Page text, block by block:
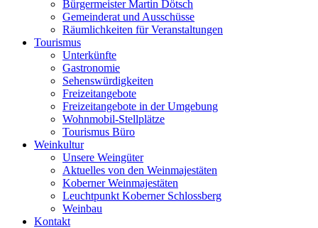
Bürgermeister Martin Dötsch
Gemeinderat und Ausschüsse
Räumlichkeiten für Veranstaltungen
Tourismus
Unterkünfte
Gastronomie
Sehenswürdigkeiten
Freizeitangebote
Freizeitangebote in der Umgebung
Wohnmobil-Stellplätze
Tourismus Büro
Weinkultur
Unsere Weingüter
Aktuelles von den Weinmajestäten
Koberner Weinmajestäten
Leuchtpunkt Koberner Schlossberg
Weinbau
Kontakt